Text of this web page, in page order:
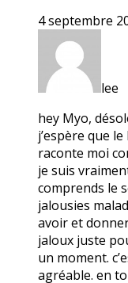
4 septembre
lee
hey Myo,
j’espère que
raconte moi
je suis
comprends le
jalousies
avoir et
jaloux juste
un moment.
agréable. en